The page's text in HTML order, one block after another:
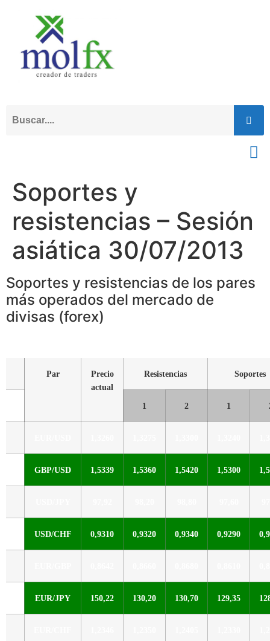
Soportes y
resistencias – Sesión
asiática 30/07/2013
Soportes y resistencias de los pares
más operados del mercado de
divisas (forex)
Par
Precio
actual
Resistencias Soportes
1 2 1
GBP/USD 1,5339 1,5360 1,5420 1,5300
USD/CHF 0,9310 0,9320 0,9340 0,9290
EUR/JPY 150,22 130,20 130,70 129,35